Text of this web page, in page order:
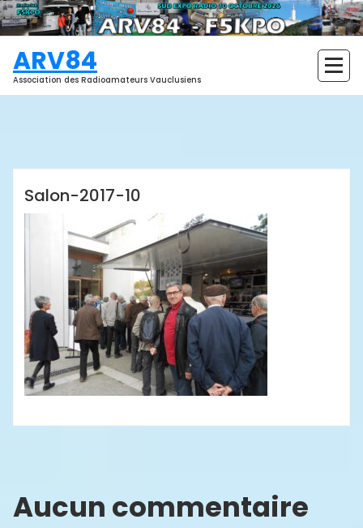
Aller
au
contenu
ARV84
Association des Radioamateurs Vauclusiens
Salon-2017-10
Aucun commentaire